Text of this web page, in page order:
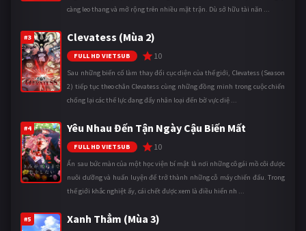
càng leo thang và mở rộng trên nhiều mặt trận. Dù sở hữu tài năn ...
#3 Clevatess (Mùa 2)
FULL HD VIETSUB 10
Sau những biến cố làm thay đổi cục diện của thế giới, Clevatess (Season
2) tiếp tục theo chân Clevatess cùng những đồng minh trong cuộc chiến
chống lại các thế lực đang đẩy nhân loại đến bờ vực diệ ...
#4 Yêu Nhau Đến Tận Ngày Cậu Biến Mất
FULL HD VIETSUB 10
Ẩn sau bức màn của một học viện bí mật là nơi những cô gái mồ côi được
nuôi dưỡng và huấn luyện để trở thành những cỗ máy chiến đấu. Trong
thế giới khắc nghiệt ấy, cái chết được xem là điều hiển nh ...
#5 Xanh Thẳm (Mùa 3)